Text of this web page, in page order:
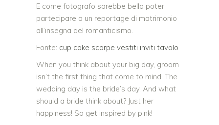
E come fotografo sarebbe bello poter
partecipare a un reportage di matrimonio
all’insegna del romanticismo.
Fonte: cup cake scarpe vestiti inviti tavolo
When you think about your big day, groom
isn’t the first thing that come to mind. The
wedding day is the bride’s day. And what
should a bride think about? Just her
happiness! So get inspired by pink!